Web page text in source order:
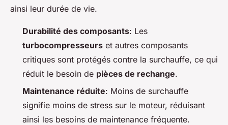
ainsi leur durée de vie.
Durabilité des composants: Les
turbocompresseurs et autres composants
critiques sont protégés contre la surchauffe, ce qui
réduit le besoin de pièces de rechange.
Maintenance réduite: Moins de surchauffe
signifie moins de stress sur le moteur, réduisant
ainsi les besoins de maintenance fréquente.